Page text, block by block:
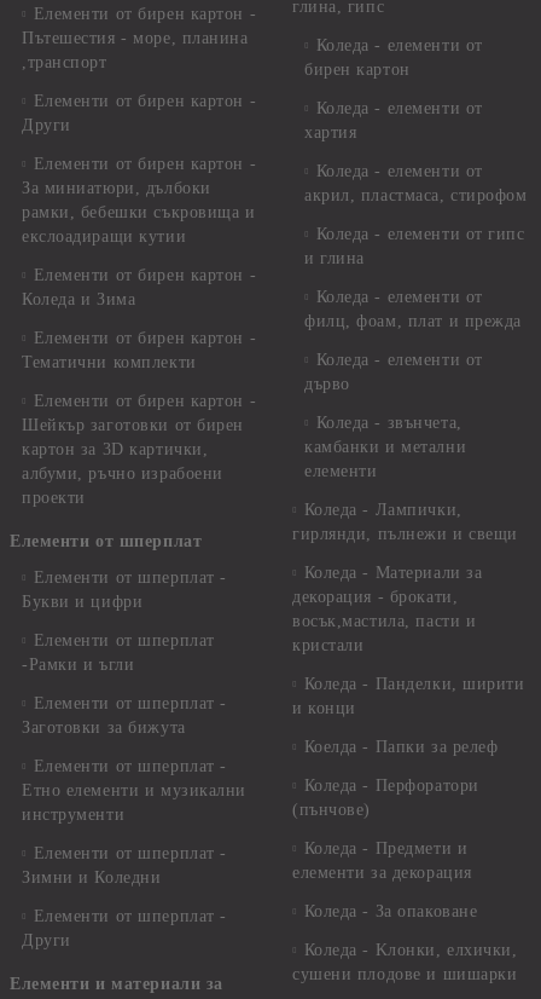
Елементи от бирен картон -
Пътешестия - море, планина
,транспорт
Елементи от бирен картон -
Други
Елементи от бирен картон -
За миниатюри, дълбоки
рамки, бебешки съкровища и
екслоадиращи кутии
Елементи от бирен картон -
Коледа и Зима
Елементи от бирен картон -
Тематични комплекти
Елементи от бирен картон -
Шейкър заготовки от бирен
картон за 3D картички,
албуми, ръчно израбоени
проекти
Елементи от шперплат
Елементи от шперплат -
Букви и цифри
Елементи от шперплат
-Рамки и ъгли
Елементи от шперплат -
Заготовки за бижута
Елементи от шперплат -
Етно елементи и музикални
инструменти
Елементи от шперплат -
Зимни и Коледни
Елементи от шперплат -
Други
Елементи и материали за
глина, гипс
Коледа - елементи от
бирен картон
Коледа - елементи от
хартия
Коледа - елементи от
акрил, пластмаса, стирофом
Коледа - елементи от гипс
и глина
Коледа - елементи от
филц, фоам, плат и прежда
Коледа - елементи от
дърво
Коледа - звънчета,
камбанки и метални
елементи
Коледа - Лампички,
гирлянди, пълнежи и свещи
Коледа - Материали за
декорация - брокати,
восък,мастила, пасти и
кристали
Коледа - Панделки, ширити
и конци
Коелда - Папки за релеф
Коледа - Перфоратори
(пънчове)
Коледа - Предмети и
елементи за декорация
Коледа - За опаковане
Коледа - Kлонки, елхички,
сушени плодове и шишарки